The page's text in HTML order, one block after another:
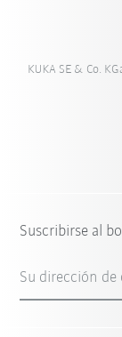
KUKA SE & Co.
Suscribirse al
Su dirección